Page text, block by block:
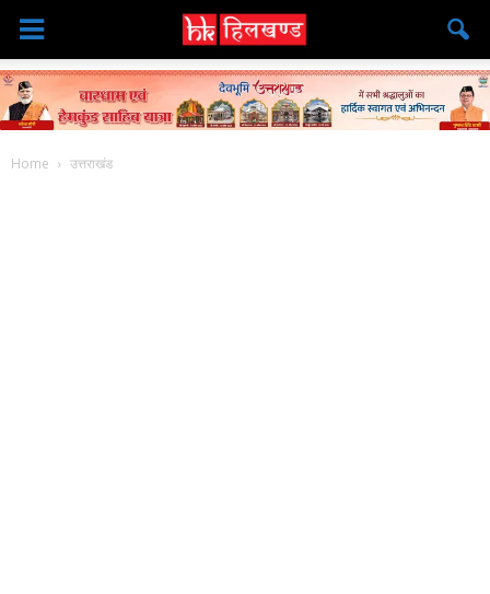
Home उत्तराखंड